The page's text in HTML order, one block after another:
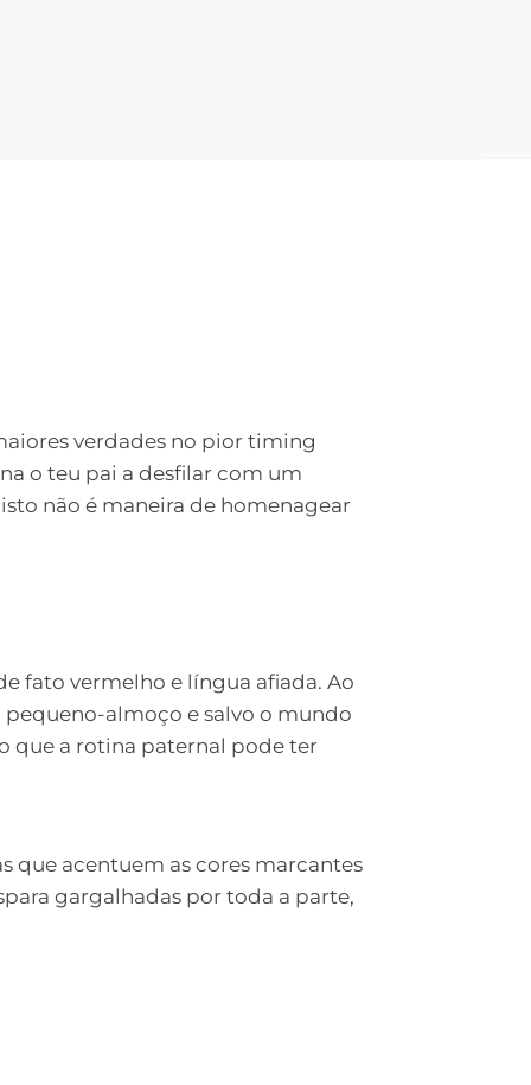
verdades no pior timing
o teu pai a desfilar com um
não é maneira de homenagear
fato vermelho e língua afiada. Ao
pequeno-almoço e salvo o mundo
que a rotina paternal pode ter
que acentuem as cores marcantes
gargalhadas por toda a parte,